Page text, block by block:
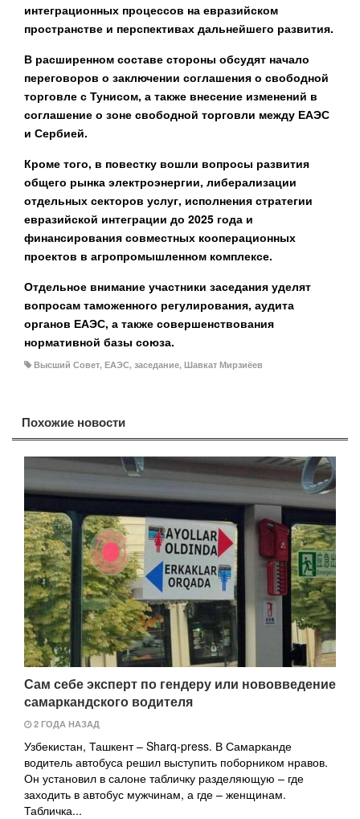
интеграционных процессов на евразийском
пространстве и перспективах дальнейшего развития.
В расширенном составе стороны обсудят начало
переговоров о заключении соглашения о свободной
торговле с Тунисом, а также внесение изменений в
соглашение о зоне свободной торговли между ЕАЭС
и Сербией.
Кроме того, в повестку вошли вопросы развития
общего рынка электроэнергии, либерализации
отдельных секторов услуг, исполнения стратегии
евразийской интеграции до 2025 года и
финансирования совместных кооперационных
проектов в агропромышленном комплексе.
Отдельное внимание участники заседания уделят
вопросам таможенного регулирования, аудита
органов ЕАЭС, а также совершенствования
нормативной базы союза.
Высший Совет, ЕАЭС, заседание, Шавкат Мирзиёев
Похожие новости
Сам себе эксперт по гендеру или нововведение
самаркандского водителя
2 ГОДА НАЗАД
Узбекистан, Ташкент – Sharq-press. В Самарканде
водитель автобуса решил выступить поборником нравов.
Он установил в салоне табличку разделяющую – где
заходить в автобус мужчинам, а где – женщинам.
Табличка...